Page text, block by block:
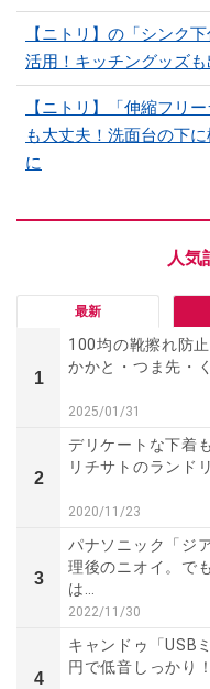
【ニトリ】の「シンク
活用！キッチングッズ
【ニトリ】「伸縮フリ
も大丈夫！洗面台の下
に
最新
1
100均の靴擦れ防
かかと・つま先・
2025/01/31
2
デリケートな下着
リチサトのランド
2020/11/23
3
パナソニック「ジ
理後のニオイ。で
は…
2022/11/30
4
キャンドゥ「USB
円で低音しっかり